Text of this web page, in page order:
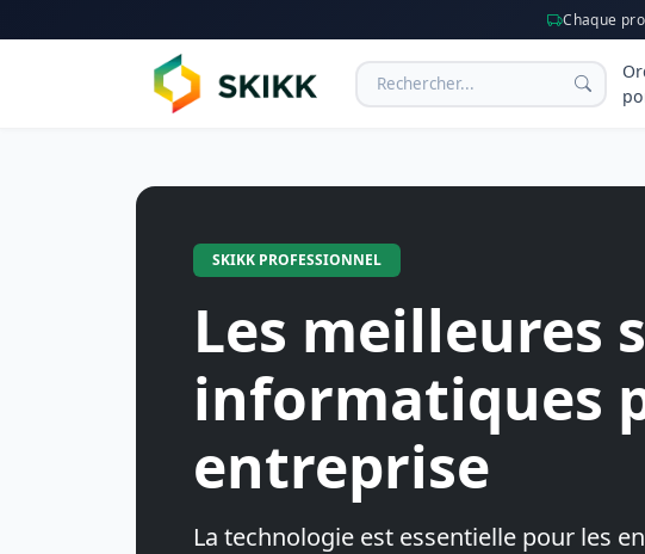
Chaque
SKIKK PROFESSIONNEL
Les meilleures
informatiques
entreprise
La technologie est essentielle pour les